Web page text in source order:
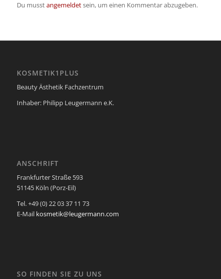
Du musstangemeldetsein, um einen Kommentar abzugeben.
KOSMETIK1PLUS
Beauty Ästhetik Fachzentrum
Inhaber: Philipp Leugermann e.K.
ANSCHRIFT
Frankfurter Straße 593
51145 Köln (Porz-Eil)
Tel. +49 (0) 22 03 37 11 73
E-Mail kosmetik@leugermann.com
SO FINDEN SIE ZU UNS